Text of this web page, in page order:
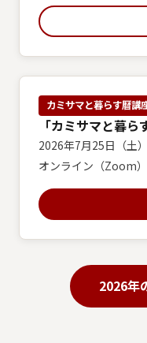
カミサマと暮らす暦講
「カミサマと暮
2026年7月25日（土
オンライン（Zoom）
2026年